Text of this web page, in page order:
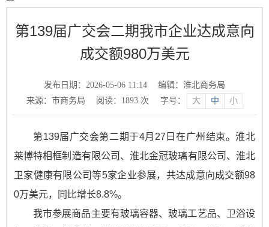
第139届广交会二期我市企业达成意向
成交额980万美元
发布日期：2026-05-06 11:14
编辑：淮北商务局
来源：市商务局
阅读： 1893次 字号： 大 中 小
第139届广交会第二期于4月27日在广州结束。淮北
莱博特相框制造有限公司、淮北金冠玻璃有限公司、淮北
卫家健康有限公司等5家企业参展，共达成意向成交额98
0万美元，同比增长8.8%。
我市参展商品主要有玻璃容器、玻璃工艺品、卫浴设